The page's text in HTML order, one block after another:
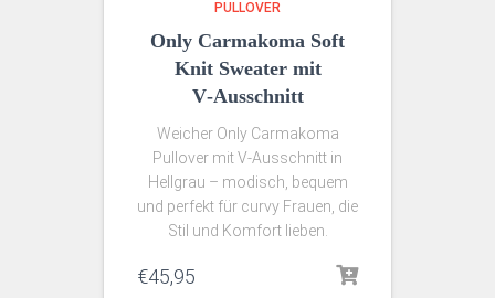
PULLOVER
Only Carmakoma Soft
Knit Sweater mit
V‑Ausschnitt
Weicher Only Carmakoma
Pullover mit V‑Ausschnitt in
Hellgrau – modisch, bequem
und perfekt für curvy Frauen, die
Stil und Komfort lieben.
€45,95